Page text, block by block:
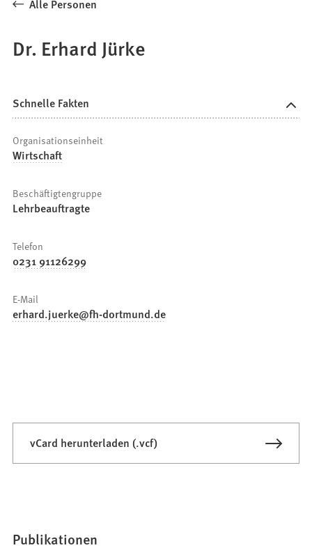
Alle Personen
Dr. Erhard Jürke
Schnelle Fakten
Organisationseinheit
Wirtschaft
Beschäftigtengruppe
Lehrbeauftragte
Telefon
0231 91126299
E-Mail
erhard.juerke fh-dortmund de
vCard herunterladen (.vcf)
Publikationen